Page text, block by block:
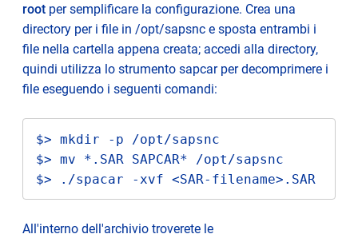
root per semplificare la configurazione. Crea una
directory per i file in /opt/sapsnc e sposta entrambi i
file nella cartella appena creata; accedi alla directory,
quindi utilizza lo strumento sapcar per decomprimere i
file eseguendo i seguenti comandi:
$> mkdir -p /opt/sapsnc
$> mv *.SAR SAPCAR* /opt/sapsnc
$> ./spacar -xvf <SAR-filename>.SAR
All'interno dell'archivio troverete le